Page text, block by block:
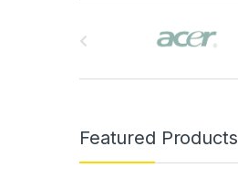
Featured Products